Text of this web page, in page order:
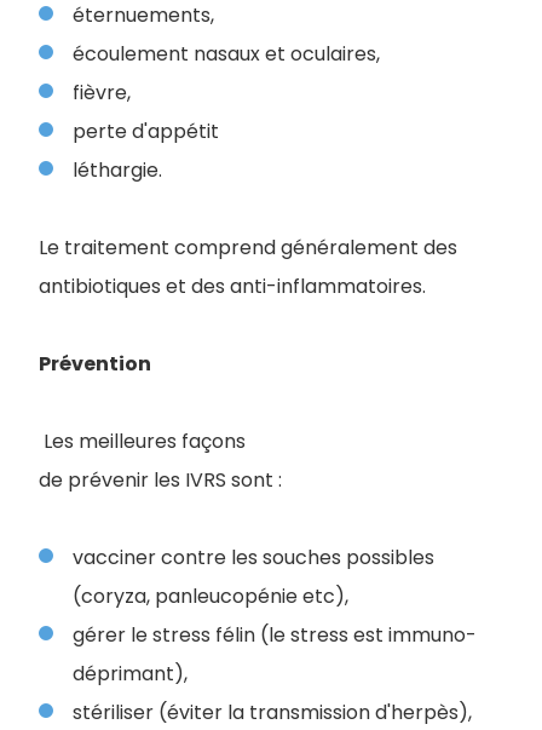
éternuements,
écoulement nasaux et oculaires,
fièvre,
perte d'appétit
léthargie.
Le traitement comprend généralement des
antibiotiques et des anti-inflammatoires.
Prévention
Les meilleures façons
de prévenir les IVRS sont :
vacciner contre les souches possibles
(coryza, panleucopénie etc),
gérer le stress félin (le stress est immuno-
déprimant),
stériliser (éviter la transmission d'herpès),